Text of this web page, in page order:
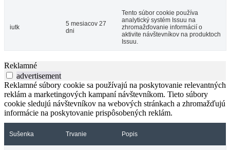
iutk
5 mesiacov 27
dni
Tento súbor cookie používa
analytický systém Issuu na
zhromažďovanie informácií o
aktivite návštevníkov na produktoch
Issuu.
Reklamné
advertisement
Reklamné súbory cookie sa používajú na poskytovanie relevantných
reklám a marketingových kampaní návštevníkom. Tieto súbory
cookie sledujú návštevníkov na webových stránkach a zhromažďujú
informácie na poskytovanie prispôsobených reklám.
Sušenka Trvanie Popis